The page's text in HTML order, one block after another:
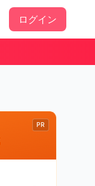
ログイン
PR